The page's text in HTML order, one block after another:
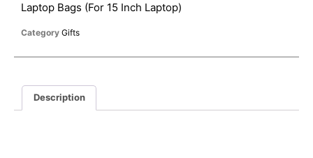
Laptop Bags (For 15 Inch Laptop)
Category Gifts
Description